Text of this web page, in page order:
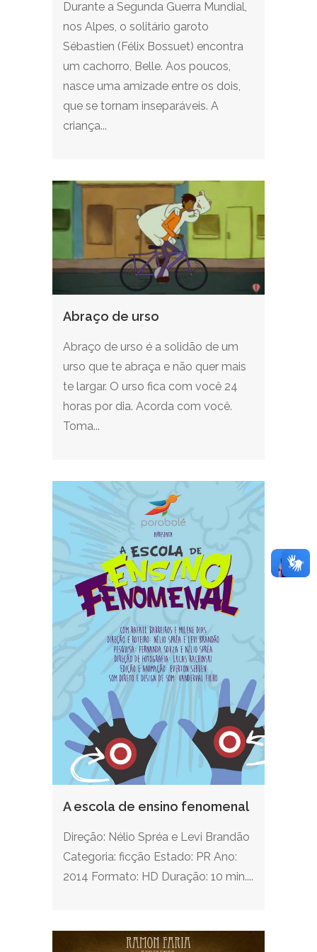
Durante a Segunda Guerra Mundial,
nos Alpes, o solitário garoto
Sébastien (Félix Bossuet) encontra
um cachorro, Belle. Aos poucos,
nasce uma amizade entre os dois,
que se tornam inseparáveis. A
criança...
Abraço de urso
Abraço de urso é a solidão de um
urso que te abraça e não quer mais
te largar. O urso fica com você 24
horas por dia. Acorda com você.
Toma...
A escola de ensino fenomenal
Direção: Nélio Spréa e Levi Brandão
Categoria: ficção Estado: PR Ano:
2014 Formato: HD Duração: 10 min....